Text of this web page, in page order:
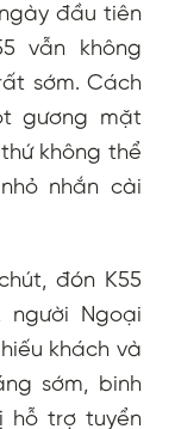
đầu tiên
vẫn không
sớm. Cách
gương mặt
không thể
nhắn cài
đón K55
Ngoại
khách và
sớm, binh
hỗ trợ tuyển